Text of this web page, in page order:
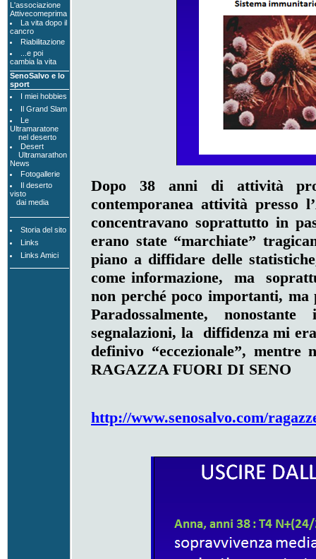
L'associazione
Attivecomeprima
La vita dopo il
cancro
Riabilitazione
...e poi
cambia la vita
SenoSalvo e lo
sport
I miei hobbies
Il Grand Slam
Le
Ultramaratone
nel deserto
Desert
Ultramarathon
News
Fotogallerie
Il deserto
visto
dai media
Storia del sito
Links
Links Amici
Dopo 38 anni di attività
contemporanea attività presso
concentravano soprattutto in
erano state “marchiate”
piano a diffidare delle
come informazione, ma
non perché poco importanti,
Paradossalmente,
segnalazioni, la diffidenza mi
definivo “eccezionale”, mentre
RAGAZZA FUORI DI SENO
http://www.senosalvo.com/